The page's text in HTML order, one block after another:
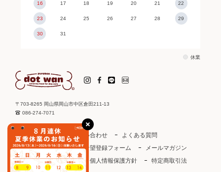
16 17 18 19 20 21 22
23 24 25 26 27 28 29
30 31
休業
〒703-8265 岡山県岡山市中区倉田211-13
086-274-7071
ご利用ガイド お問い合わせ
よくある質問
取り扱い店
お取引希望登録フォーム
メールマガジン
ドットわんカタログ
個人情報保護方針
特定商取引法